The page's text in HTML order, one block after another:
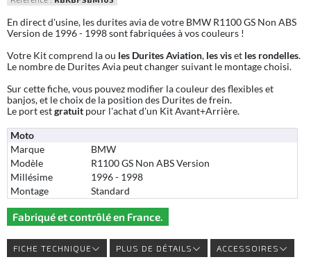
En direct d'usine, les durites avia de votre BMW R1100 GS Non ABS
Version de 1996 - 1998 sont fabriquées à vos couleurs !
Votre Kit comprend la ou les Durites Aviation, les viset les rondelles.
Le nombre de Durites Avia peut changer suivant le montage choisi.
Sur cette fiche, vous pouvez modifier la couleur des flexibles et
banjos, et le choix de la position des Durites de frein.
Le port estgratuit pour l'achat d'un Kit Avant+Arrière.
Moto
Marque
BMW
Modèle
R1100 GS Non ABS Version
Millésime
1996 - 1998
Montage
Standard
Fabriqué et contrôlé en France.
FICHE TECHNIQUE PLUS DE DÉTAILS ACCESSOIRES